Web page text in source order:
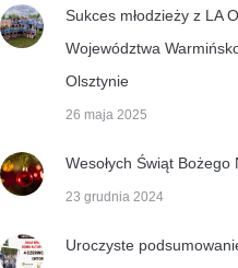
Sukces młodzieży z LA
Województwa
Olsztynie
26 maja 2025
Wesołych Świąt Bożego
23 grudnia 2024
Uroczyste